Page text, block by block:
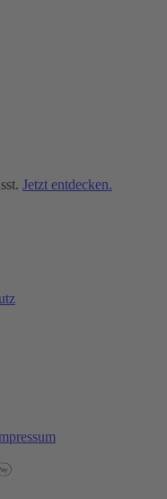
Jetzt entdecken.